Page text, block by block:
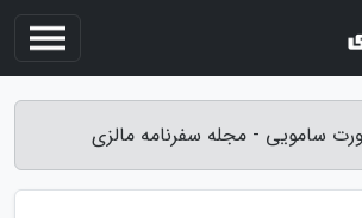
سامویی - مجله سفرنامه مالزی